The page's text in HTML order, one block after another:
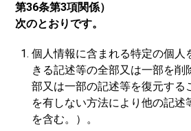
第36条第3項関係）
次のとおりです。
個人情報に含まれる特定の個人
きる記述等の全部又は一部を削
部又は一部の記述等を復元する
を有しない方法により他の記述
を含む。）。